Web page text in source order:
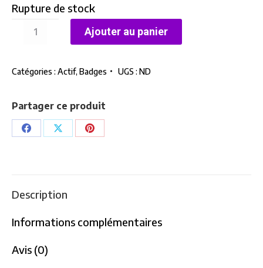
Rupture de stock
quantité
Pan
Perroquets
Ajouter au panier
Catégories : Actif, Badges UGS : ND
Partager ce produit
PartagerPartagerPartager
Description
Informations complémentaires
Avis (0)